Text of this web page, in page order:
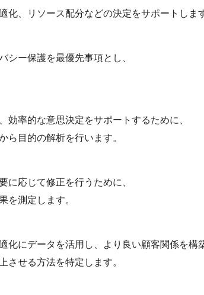
、リソース配分などの決定をサポートします
シー保護を最優先事項とし、
率的な意思決定をサポートするために、
ら目的の解析を行います。
に応じて修正を行うために、
を測定します。
にデータを活用し、より良い顧客関係を構
させる方法を特定します。